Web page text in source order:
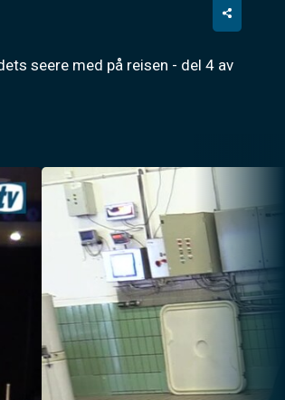
seere med på reisen - del 4 av